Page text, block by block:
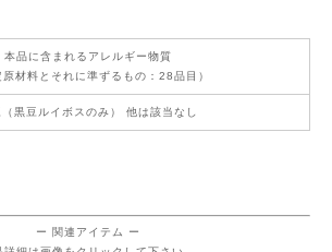
本品に含まれるアレルギー物質
原材料とそれに準ずるもの：28品目）
（黒豆ルイボスのみ） 他は該当なし
ー 関連アイテム ー